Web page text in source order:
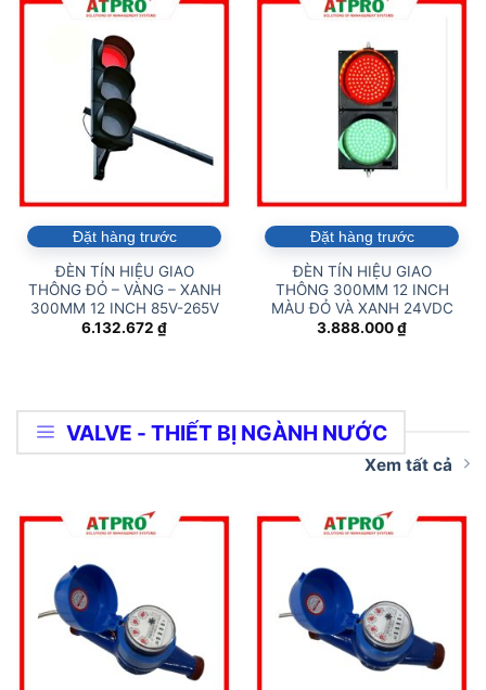
Đặt hàng trước
ĐÈN TÍN HIỆU GIAO
THÔNG ĐỎ – VÀNG – XANH
300MM 12 INCH 85V-265V
6.132.672 ₫
Đặt hàng trước
ĐÈN TÍN HIỆU GIAO
THÔNG 300MM 12 INCH
MÀU ĐỎ VÀ XANH 24VDC
3.888.000₫
VALVE - THIẾT BỊ NGÀNH NƯỚC
Xem tất cả